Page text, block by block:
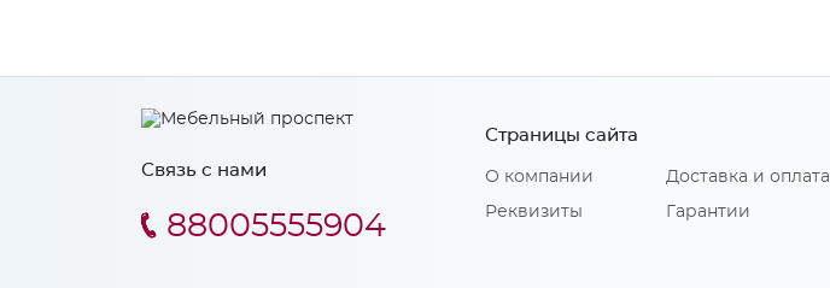
Связь с нами
88005555904
Страницы сайта
О компании
Реквизиты
Доставка и оплата
Гарантии